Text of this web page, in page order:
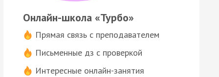
Онлайн-школа «Турбо»
Прямая связь с преподавателем
Письменные дз с проверкой
Интересные онлайн-занятия